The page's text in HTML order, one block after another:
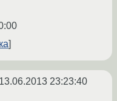
13.06.2013 23:23:40